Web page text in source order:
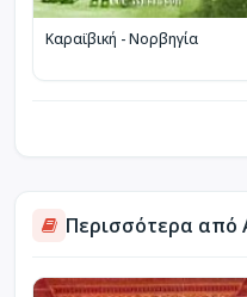
Καραϊβική - Νορβηγία
Περισσότερα από